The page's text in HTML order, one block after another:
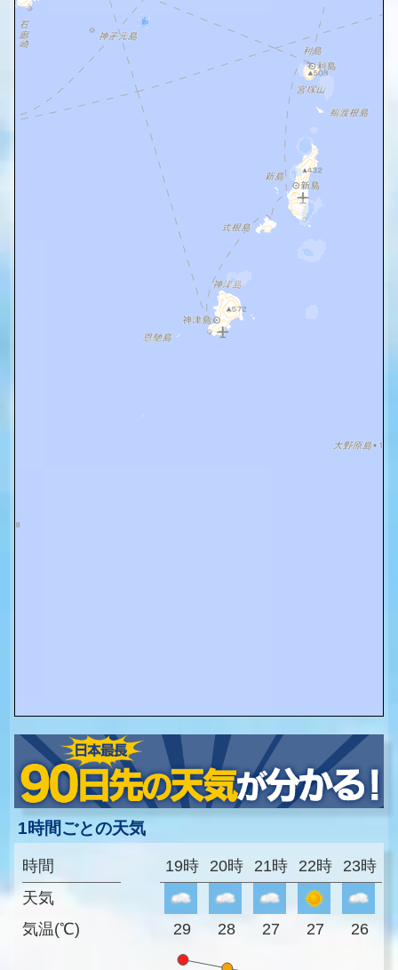
1時間ごとの天気
時間
天気
気温(℃)
19時 20時 21時 22時 23時
29 28 27 27 26